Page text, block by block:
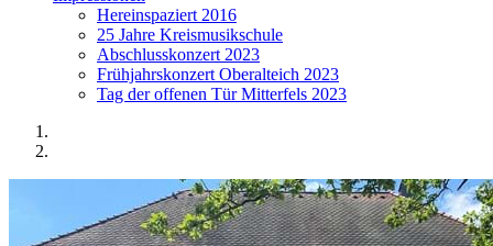
Hereinspaziert 2016
25 Jahre Kreismusikschule
Abschlusskonzert 2023
Frühjahrskonzert Oberalteich 2023
Tag der offenen Tür Mitterfels 2023